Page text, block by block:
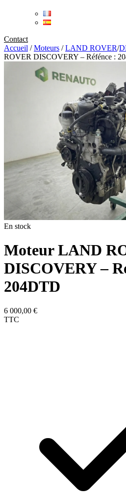
Contact
Accueil / Moteurs / LAND ROVER/
ROVER DISCOVERY – Réfénce :
En stock
Moteur LAND
DISCOVERY –
204DTD
6 000,00 €
TTC